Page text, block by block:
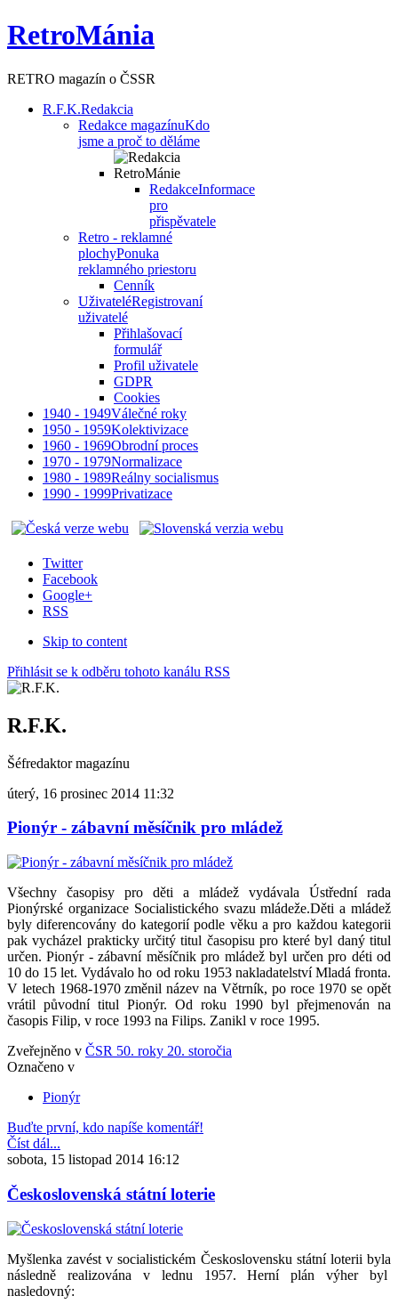
RetroMánia
RETRO magazín o ČSSR
R.F.K.Redakcia
Redakce magazínuKdo
jsme a proč to děláme
RedakceInformace
pro
přispěvatele
Retro - reklamné
plochyPonuka
reklamného priestoru
Cenník
UživateléRegistrovaní
uživatelé
Přihlašovací
formulář
Profil uživatele
GDPR
Cookies
1940 - 1949Válečné roky
1950 - 1959Kolektivizace
1960 - 1969Obrodní proces
1970 - 1979Normalizace
1980 - 1989Reálny socialismus
1990 - 1999Privatizace
Twitter
Facebook
Google+
RSS
Skip to content
Přihlásit se k odběru tohoto kanálu RSS
R.F.K.
Šéfredaktor magazínu
úterý, 16 prosinec 2014 11:32
Pionýr - zábavní měsíčnik pro mládež
Všechny časopisy pro děti a mládež vydávala Ústřední rada
Pionýrské organizace Socialistického svazu mládeže.Děti a mládež
byly diferencovány do kategorií podle věku a pro každou kategorii
pak vycházel prakticky určitý titul časopisu pro které byl daný titul
určen. Pionýr - zábavní měsíčnik pro mládež byl určen pro déti od
10 do 15 let. Vydávalo ho od roku 1953 nakladatelství Mladá fronta.
V letech 1968-1970 změnil název na Větrník, po roce 1970 se opět
vrátil původní titul Pionýr. Od roku 1990 byl přejmenován na
časopis Filip, v roce 1993 na Filips. Zanikl v roce 1995.
Zveřejněno v ČSR 50. roky 20. storočia
Označeno v
Pionýr
Buďte první, kdo napíše komentář!
Číst dál...
sobota, 15 listopad 2014 16:12
Československá státní loterie
Myšlenka zavést v socialistickém Československu státní loterii byla
následně realizována v lednu 1957. Herní plán výher byl
nasledovný: